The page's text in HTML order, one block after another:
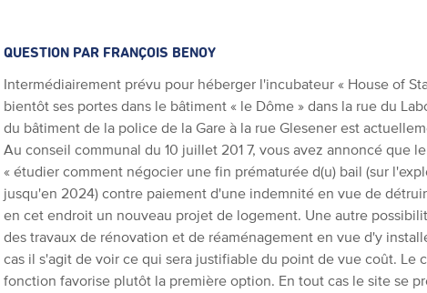
QUESTION PAR FRANÇOIS BENOY
Intermédiairement prévu pour héberger l'incubateur « House of
bientôt ses portes dans le bâtiment « le Dôme » dans la rue du
du bâtiment de la police de la Gare à la rue Glesener est
Au conseil communal du 10 juillet 201 7, vous avez annoncé que
« étudier comment négocier une fin prématurée d(u) bail (sur
jusqu'en 2024) contre paiement d'une indemnité en vue de
en cet endroit un nouveau projet de logement. Une autre
des travaux de rénovation et de réaménagement en vue d'y
cas il s'agit de voir ce qui sera justifiable du point de vue coût. Le
fonction favorise plutôt la première option. En tout cas le site se